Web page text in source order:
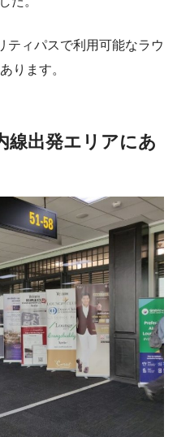
ティパスで利用可能なラウ
ります。
線出発エリアにあ